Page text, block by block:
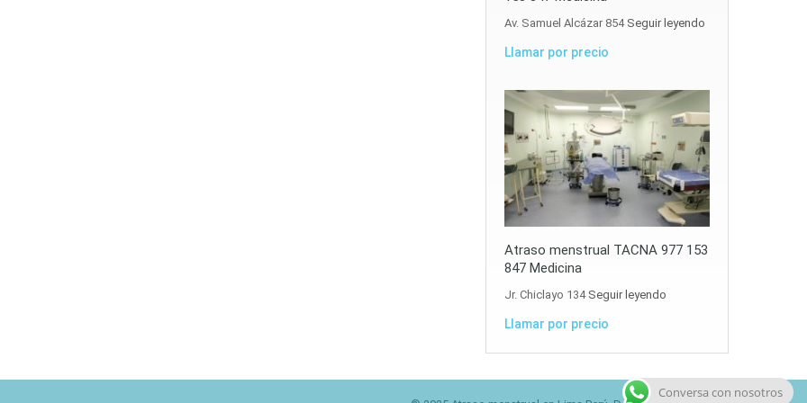
Av. Samuel Alcázar 854 Seguir leyendo
Llamar por precio
Atraso menstrual TACNA 977 153
847 Medicina
Jr. Chiclayo 134 Seguir leyendo
Llamar por precio
Conversa con nosotros